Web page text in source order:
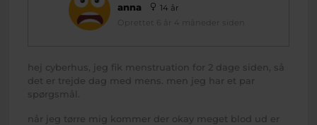
anna
14 år
Oprettet 6 år 4 måneder siden
hej cyberhus, jeg fik menstruation for 2 dage siden, så
det er trejde dag med mens. men jeg har et par
spørgsmål.
når jeg tørre mig kommer der okay meget blod ud er